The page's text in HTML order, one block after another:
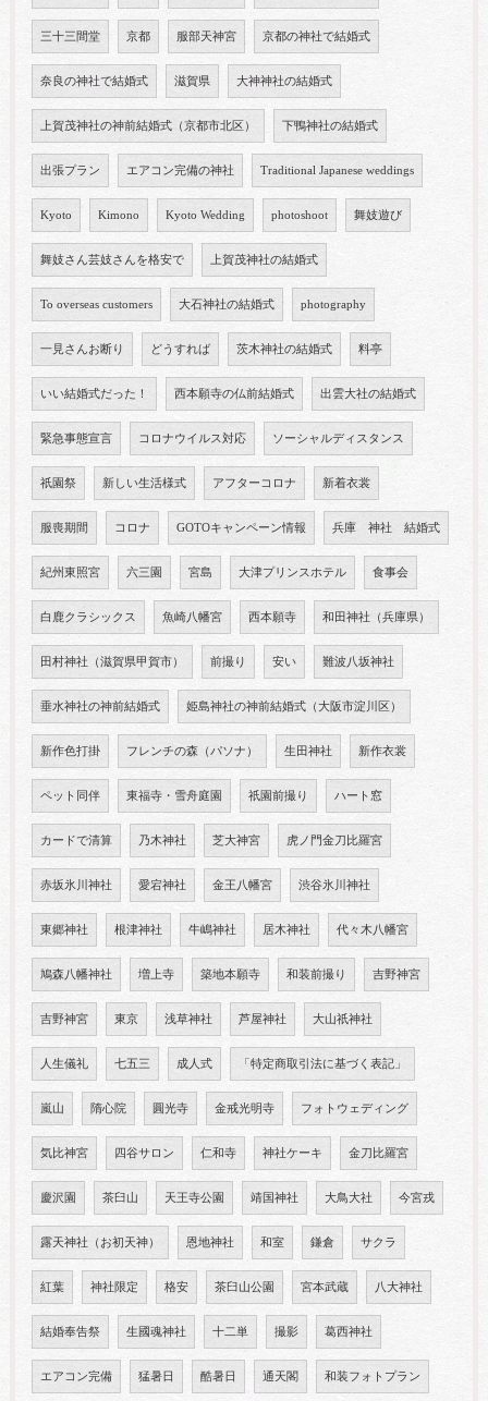
三十三間堂 京都 服部天神宮 京都の神社で結婚式
奈良の神社で結婚式 滋賀県 大神神社の結婚式
上賀茂神社の神前結婚式（京都市北区） 下鴨神社の結婚式
出張プラン エアコン完備の神社 Traditional Japanese weddings
Kyoto Kimono Kyoto Wedding photoshoot 舞妓遊び
舞妓さん芸妓さんを格安で 上賀茂神社の結婚式
To overseas customers 大石神社の結婚式 photography
一見さんお断り どうすれば 茨木神社の結婚式 料亭
いい結婚式だった！ 西本願寺の仏前結婚式 出雲大社の結婚式
緊急事態宣言 コロナウイルス対応 ソーシャルディスタンス
祇園祭 新しい生活様式 アフターコロナ 新着衣裳
服喪期間 コロナ GOTOキャンペーン情報 兵庫 神社 結婚式
紀州東照宮 六三園 宮島 大津プリンスホテル 食事会
白鹿クラシックス 魚崎八幡宮 西本願寺 和田神社（兵庫県）
田村神社（滋賀県甲賀市） 前撮り 安い 難波八坂神社
垂水神社の神前結婚式 姫島神社の神前結婚式（大阪市淀川区）
新作色打掛 フレンチの森（パソナ） 生田神社 新作衣裳
ペット同伴 東福寺・雪舟庭園 祇園前撮り ハート窓
カードで清算 乃木神社 芝大神宮 虎ノ門金刀比羅宮
赤坂氷川神社 愛宕神社 金王八幡宮 渋谷氷川神社
東郷神社 根津神社 牛嶋神社 居木神社 代々木八幡宮
鳩森八幡神社 増上寺 築地本願寺 和装前撮り 吉野神宮
吉野神宮 東京 浅草神社 芦屋神社 大山祇神社
人生儀礼 七五三 成人式 「特定商取引法に基づく表記」
嵐山 隋心院 圓光寺 金戒光明寺 フォトウェディング
気比神宮 四谷サロン 仁和寺 神社ケーキ 金刀比羅宮
慶沢園 茶臼山 天王寺公園 靖国神社 大鳥大社 今宮戎
露天神社（お初天神） 恩地神社 和室 鎌倉 サクラ
紅葉 神社限定 格安 茶臼山公園 宮本武蔵 八大神社
結婚奉告祭 生國魂神社 十二単 撮影 葛西神社
エアコン完備 猛暑日 酷暑日 通天閣 和装フォトプラン